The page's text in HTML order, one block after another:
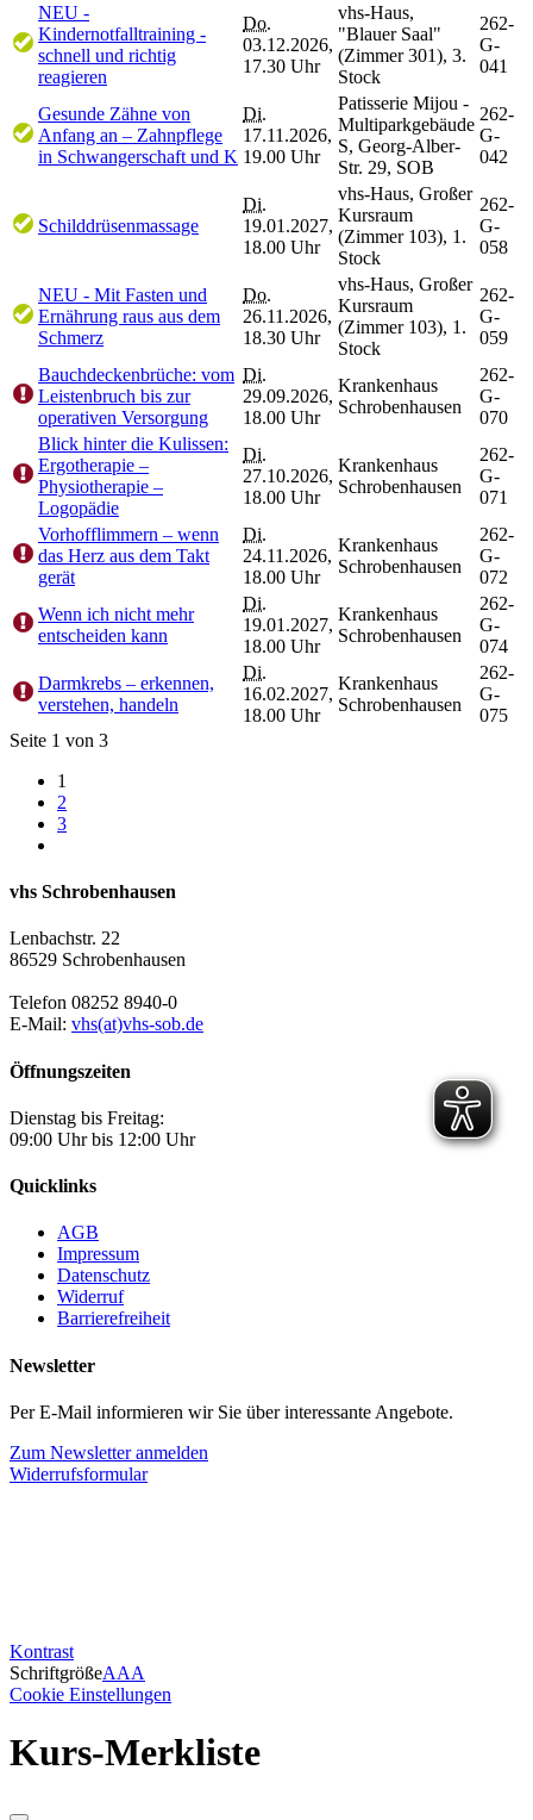
NEU -
Kindernotfalltraining -
schnell und richtig
reagieren
Do.
03.12.2026,
17.30 Uhr
vhs-Haus,
"Blauer Saal"
(Zimmer 301), 3.
Stock
262-
G-
041
Gesunde Zähne von
Anfang an – Zahnpflege
in Schwangerschaft und K
Di.
17.11.2026,
19.00 Uhr
Patisserie Mijou -
Multiparkgebäude
S, Georg-Alber-
Str. 29, SOB
262-
G-
042
Schilddrüsenmassage
Di.
19.01.2027,
18.00 Uhr
vhs-Haus, Großer
Kursraum
(Zimmer 103), 1.
Stock
262-
G-
058
NEU - Mit Fasten und
Ernährung raus aus dem
Schmerz
Do.
26.11.2026,
18.30 Uhr
vhs-Haus, Großer
Kursraum
(Zimmer 103), 1.
Stock
262-
G-
059
Bauchdeckenbrüche: vom
Leistenbruch bis zur
operativen Versorgung
Di.
29.09.2026,
18.00 Uhr
Krankenhaus
Schrobenhausen
262-
G-
070
Blick hinter die Kulissen:
Ergotherapie –
Physiotherapie –
Logopädie
Di.
27.10.2026,
18.00 Uhr
Krankenhaus
Schrobenhausen
262-
G-
071
Vorhofflimmern – wenn
das Herz aus dem Takt
gerät
Di.
24.11.2026,
18.00 Uhr
Krankenhaus
Schrobenhausen
262-
G-
072
Wenn ich nicht mehr
entscheiden kann
Di.
19.01.2027,
18.00 Uhr
Krankenhaus
Schrobenhausen
262-
G-
074
Darmkrebs – erkennen,
verstehen, handeln
Di.
16.02.2027,
18.00 Uhr
Krankenhaus
Schrobenhausen
262-
G-
075
Seite 1 von 3
1
2
3
vhs Schrobenhausen
Lenbachstr. 22
86529 Schrobenhausen
Telefon 08252 8940-0
E-Mail: vhs(at)vhs-sob.de
Öffnungszeiten
Dienstag bis Freitag:
09:00 Uhr bis 12:00 Uhr
Quicklinks
AGB
Impressum
Datenschutz
Widerruf
Barrierefreiheit
Newsletter
Per E-Mail informieren wir Sie über interessante Angebote.
Zum Newsletter anmelden
Widerrufsformular
Kontrast
SchriftgrößeAAA
Cookie Einstellungen
Kurs-Merkliste